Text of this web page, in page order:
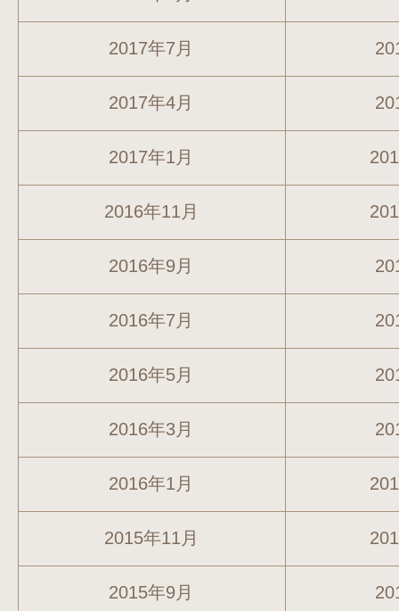
2017年7月
2017年4月
2017年1月
2016年11月
2016年9月
2016年7月
2016年5月
2016年3月
2016年1月
2015年11月
2015年9月